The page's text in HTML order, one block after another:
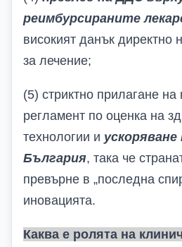
реимбурсираните
високият данък директно
за лечение;
(5) стриктно прилагане
регламент по оценка на
технологии и
България, така че
превърне в „последна
иновацията.
Каква е ролята на